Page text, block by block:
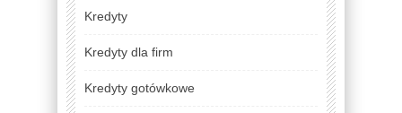
Kredyty
Kredyty dla firm
Kredyty gotówkowe